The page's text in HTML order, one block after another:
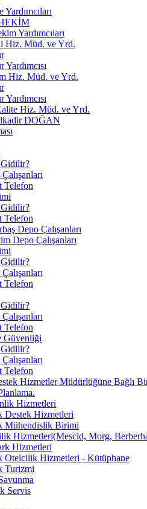
Yardımcıları
Hiz. Müd. ve Yrd.
Yardımcısı
Hiz. Müd. ve Yrd.
Yardımcısı
Hiz. Müd. ve Yrd.
DOĞAN
Gidilir?
Telefon
Gidilir?
Telefon
Depo Çalışanları
Depo Çalışanları
Gidilir?
Telefon
Gidilir?
Telefon
Güvenliği
Gidilir?
Telefon
Hizmetler Müdürlüğüne Bağlı
Hizmetleri
Destek Hizmetleri
Mühendislik Birimi
Hizmetleri(Mescid, Morg,
Hizmetleri
Otelcilik Hizmetleri - Kütüphane
Turizmi
Servis